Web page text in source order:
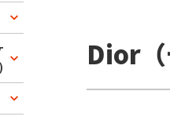
Dior（